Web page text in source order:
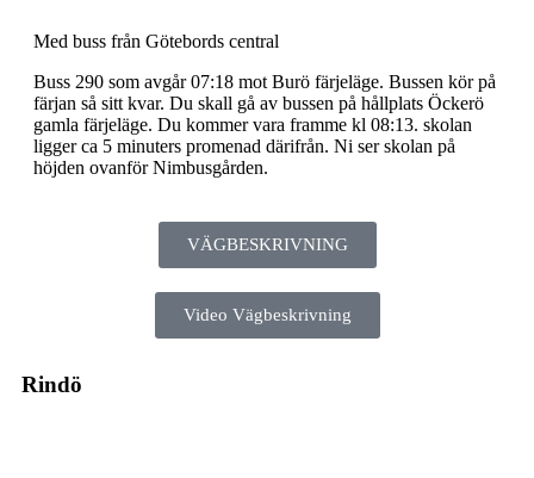
Med buss från Götebords central
Buss 290 som avgår 07:18 mot Burö färjeläge. Bussen kör på
färjan så sitt kvar. Du skall gå av bussen på hållplats Öckerö
gamla färjeläge. Du kommer vara framme kl 08:13. skolan
ligger ca 5 minuters promenad därifrån. Ni ser skolan på
höjden ovanför Nimbusgården.
VÄGBESKRIVNING
Video Vägbeskrivning
Rindö